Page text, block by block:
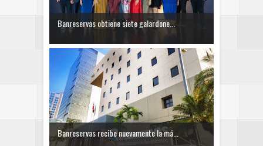
Banreservas obtiene siete galardone...
Banreservas recibe nuevamente la má...